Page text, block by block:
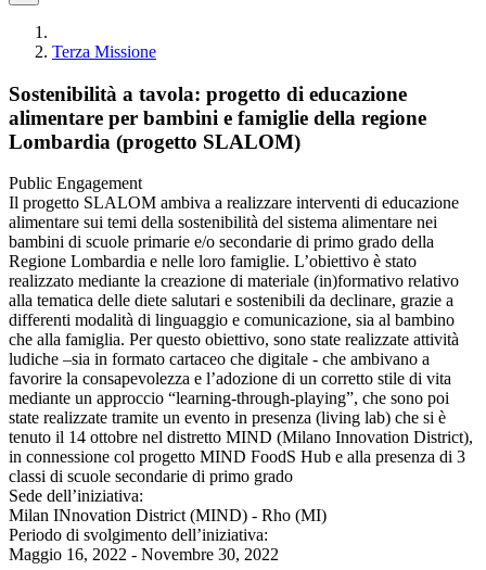
Terza Missione
Sostenibilità a tavola: progetto di educazione
alimentare per bambini e famiglie della regione
Lombardia (progetto SLALOM)
Public Engagement
Il progetto SLALOM ambiva a realizzare interventi di educazione
alimentare sui temi della sostenibilità del sistema alimentare nei
bambini di scuole primarie e/o secondarie di primo grado della
Regione Lombardia e nelle loro famiglie. L’obiettivo è stato
realizzato mediante la creazione di materiale (in)formativo relativo
alla tematica delle diete salutari e sostenibili da declinare, grazie a
differenti modalità di linguaggio e comunicazione, sia al bambino
che alla famiglia. Per questo obiettivo, sono state realizzate attività
ludiche –sia in formato cartaceo che digitale - che ambivano a
favorire la consapevolezza e l’adozione di un corretto stile di vita
mediante un approccio “learning-through-playing”, che sono poi
state realizzate tramite un evento in presenza (living lab) che si è
tenuto il 14 ottobre nel distretto MIND (Milano Innovation District),
in connessione col progetto MIND FoodS Hub e alla presenza di 3
classi di scuole secondarie di primo grado
Sede dell’iniziativa:
Milan INnovation District (MIND) - Rho (MI)
Periodo di svolgimento dell’iniziativa:
Maggio 16, 2022 - Novembre 30, 2022